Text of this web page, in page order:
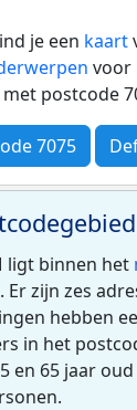
je een kaart
voor
met postcode
7075
ligt binnen het
. Er zijn zes
hebben
in het
en 65 jaar